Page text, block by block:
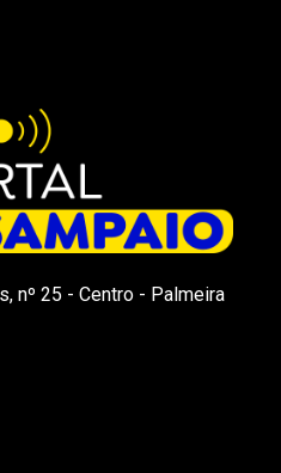
nº 25 - Centro - Palmeira